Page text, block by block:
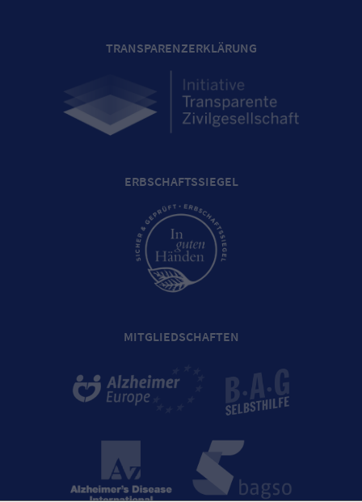
TRANSPARENZERKLÄRUNG
ERBSCHAFTSSIEGEL
MITGLIEDSCHAFTEN